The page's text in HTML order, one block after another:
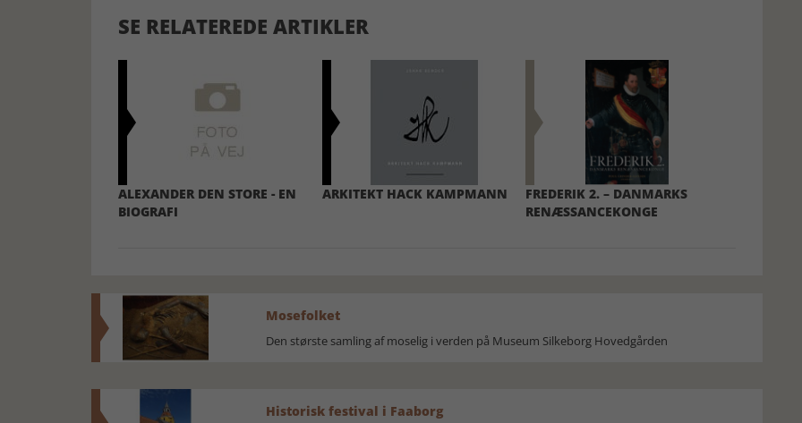
SE RELATEREDE ARTIKLER
ALEXANDER DEN STORE - EN
BIOGRAFI
ARKITEKT HACK KAMPMANN
FREDERIK 2. – DANMARKS
RENÆSSANCEKONGE
Mosefolket
Den største samling af moselig i verden på Museum Silkeborg Hovedgården
Historisk festival i Faaborg